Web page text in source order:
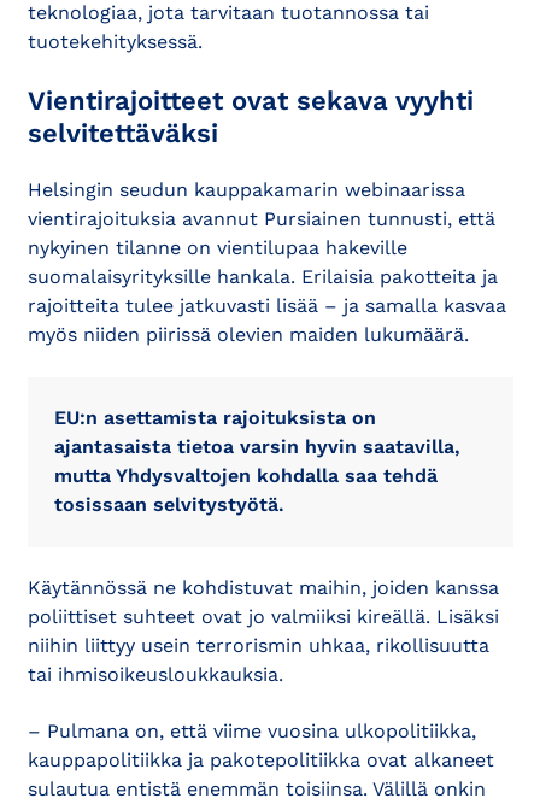
teknologiaa, jota tarvitaan tuotannossa tai
tuotekehityksessä.
Vientirajoitteet ovat sekava vyyhti
selvitettäväksi
Helsingin seudun kauppakamarin webinaarissa
vientirajoituksia avannut Pursiainen tunnusti, että
nykyinen tilanne on vientilupaa hakeville
suomalaisyrityksille hankala. Erilaisia pakotteita ja
rajoitteita tulee jatkuvasti lisää – ja samalla kasvaa
myös niiden piirissä olevien maiden lukumäärä.
EU:n asettamista rajoituksista on
ajantasaista tietoa varsin hyvin saatavilla,
mutta Yhdysvaltojen kohdalla saa tehdä
tosissaan selvitystyötä.
Käytännössä ne kohdistuvat maihin, joiden kanssa
poliittiset suhteet ovat jo valmiiksi kireällä. Lisäksi
niihin liittyy usein terrorismin uhkaa, rikollisuutta
tai ihmisoikeusloukkauksia.
– Pulmana on, että viime vuosina ulkopolitiikka,
kauppapolitiikka ja pakotepolitiikka ovat alkaneet
sulautua entistä enemmän toisiinsa. Välillä onkin